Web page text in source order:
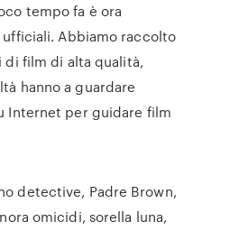
tempo fa è ora
Abbiamo raccolto
film di alta qualità,
hanno a guardare
Internet per guidare film
detective, Padre Brown,
omicidi, sorella luna,